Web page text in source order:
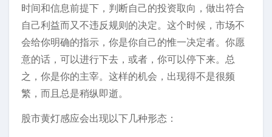
时间和信息前提下，判断自己的投资取向，做出符合
自己利益而又不违反规则的决定。这个时候，市场不
会给你明确的指示，你是你自己的惟一决定者。你愿
意的话，可以进行下去，或者，你可以停下来。总
之，你是你的主宰。这样的机会，出现得不是很频
繁，而且总是稍纵即逝。
股市黄灯感应会出现以下几种形态：